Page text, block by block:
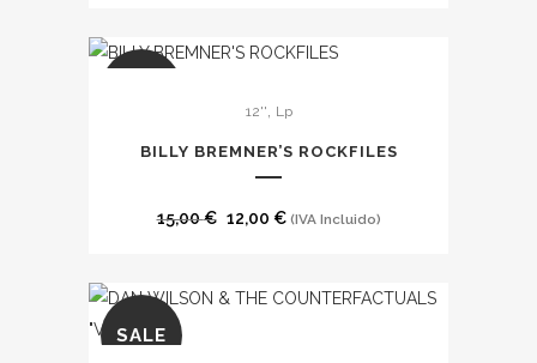
opciones
producto
12'' Lp
BILLY BREMNER’S ROCKFILES
15,00€ El
era:
12,00 €El
es:
(IVA Incluido)
SALE